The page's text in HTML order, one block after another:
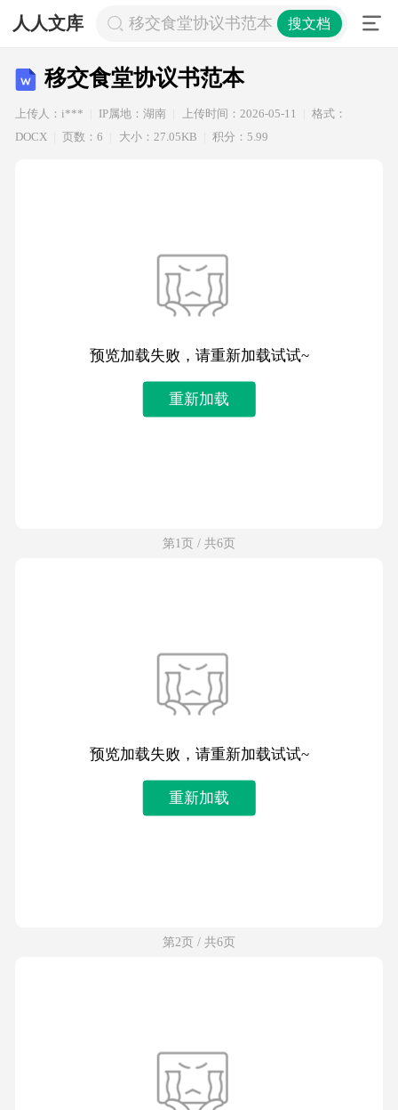
人人文库 移交食堂协议书范本 搜文档
移交食堂协议书范本
上传人：i*** IP属地：湖南 上传时间：2026-05-11
格式：
DOCX
页数：6 大小：27.05KB 积分：5.99
预览加载失败，请重新加载试试~
重新加载
第1页 / 共6页
预览加载失败，请重新加载试试~
重新加载
第2页 / 共6页